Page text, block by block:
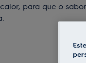
para que o